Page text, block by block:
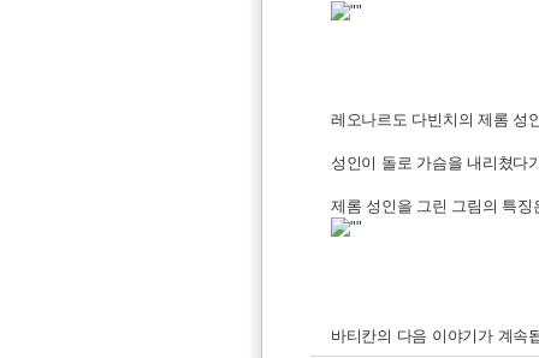
레오나르도 다빈치의 제롬 성
성인이 돌로 가슴을 내리쳤다
제롬 성인을 그린 그림의 특
바티칸의 다음 이야기가 계속